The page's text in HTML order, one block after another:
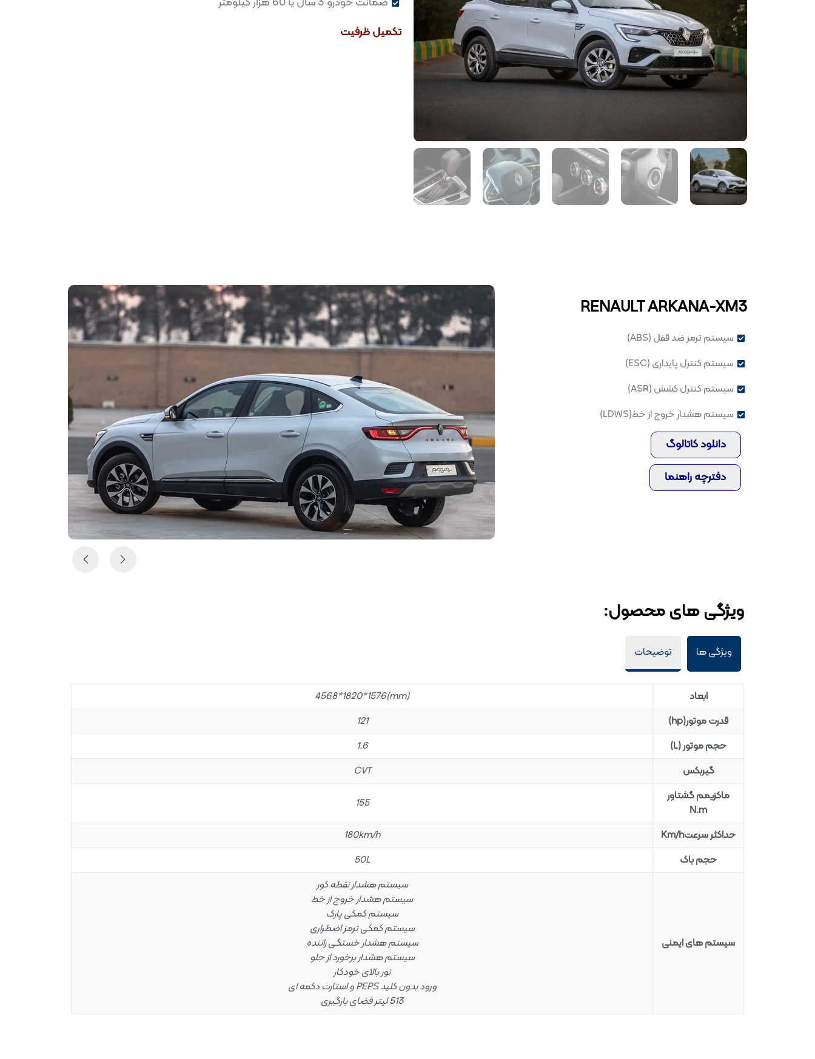
تکمیل ظرفیت
RENAULT ARKANA-XM3
سیستم ترمز ضد قفل (ABS)
سیستم کنترل پایداری (ESC)
سیستم کنترل کشش (ASR)
سیستم هشدار خروج از خط(LDWS)
دانلود کاتالوگ
دفترچه راهنما
ویژگی های محصول:
ویژگی ها توضیحات
ابعاد
(mm)4568*1820*1576
قدرت موتور(hp)
121
حجم موتور (L)
1.6
گیربکس
CVT
ماکزیمم گشتاور
N.m
155
حداکثر سرعتKm/h
180km/h
حجم باک
50L
سیستم های ایمنی
سیستم هشدار نقطه کور
سیستم هشدار خروج از خط
سیستم کمکی پارک
سیستم کمکی ترمز اضطراری
سیستم هشدار خستگی راننده
سیستم هشدار برخورد از جلو
نور بالای خودکار
ورود بدون کلید PEPS و استارت دکمه ای
513 لیتر فضای بارگیری